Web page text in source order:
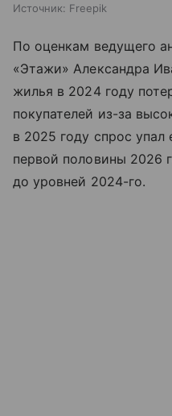
Источник: Freepik
По оценкам ведущего
«Этажи» Александра
жилья в 2024 году
покупателей из-за
в 2025 году спрос упал
первой половины 2026
до уровней 2024-го.